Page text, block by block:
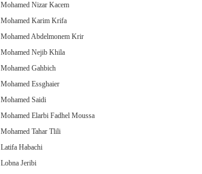
Mohamed Nizar Kacem
Mohamed Karim Krifa
Mohamed Abdelmonem Krir
Mohamed Nejib Khila
Mohamed Gahbich
Mohamed Essghaier
Mohamed Saidi
Mohamed Elarbi Fadhel Moussa
Mohamed Tahar Tlili
Latifa Habachi
Lobna Jeribi